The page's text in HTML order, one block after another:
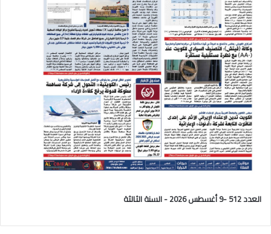
العدد 512 -9 أغسطس 2026 - السنة الثالثة